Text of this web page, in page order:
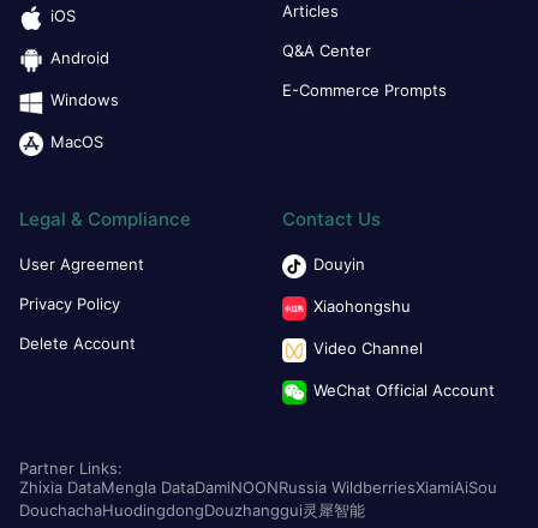
iOS
Android
Windows
MacOS
Articles
Q&A Center
E-Commerce Prompts
Legal & Compliance
User Agreement
Privacy Policy
Delete Account
Contact Us
Douyin
Xiaohongshu
Video Channel
WeChat Official Account
Partner Links:
Zhixia DataMengla DataDamiNOONRussia WildberriesXiamiAiSou
DouchachaHuodingdongDouzhanggui灵犀智能